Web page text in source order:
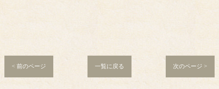
< 前のページ 一覧に戻る 次のページ >